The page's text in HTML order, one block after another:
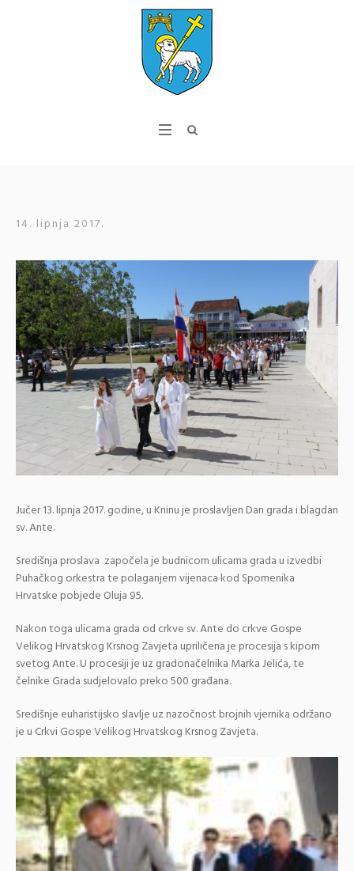
14. lipnja 2017.
Jučer 13. lipnja 2017. godine, u Kninu je proslavljen Dan grada i blagdan
sv. Ante.
Središnja proslava započela je budnicom ulicama grada u izvedbi
Puhačkog orkestra te polaganjem vijenaca kod Spomenika
Hrvatske pobjede Oluja 95.
Nakon toga ulicama grada od crkve sv. Ante do crkve Gospe
Velikog Hrvatskog Krsnog Zavjeta upriličena je procesija s kipom
svetog Ante. U procesiji je uz gradonačelnika Marka Jelića, te
čelnike Grada sudjelovalo preko 500 građana.
Središnje euharistijsko slavlje uz nazočnost brojnih vjernika održano
je u Crkvi Gospe Velikog Hrvatskog Krsnog Zavjeta.